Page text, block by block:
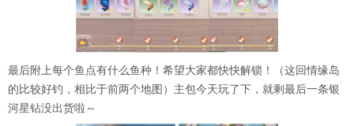
最后附上每个鱼点有什么鱼种！希望大家都快快解锁！（这回情缘岛
的比较好钓，相比于前两个地图）主包今天玩了下，就剩最后一条银
河星钻没出货啦～